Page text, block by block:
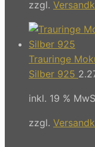
zzgl.
Trauringe
Silber 925
inkl. 19 %
zzgl.